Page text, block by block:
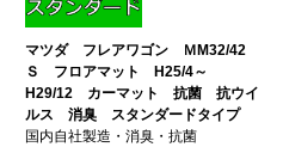
マツダ フレアワゴン ＭM32/42
Ｓ フロアマット H25/4～
H29/12 カーマット 抗菌 抗ウイ
ルス 消臭 スタンダードタイプ
国内自社製造・消臭・抗菌